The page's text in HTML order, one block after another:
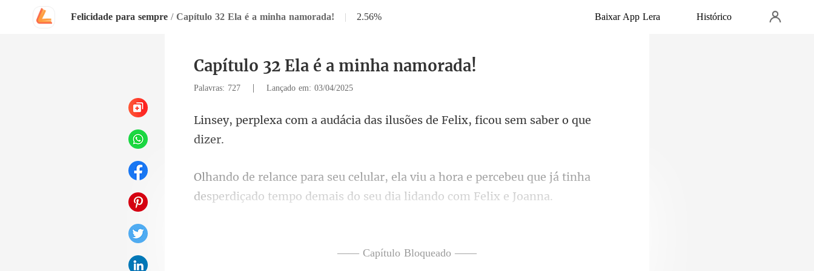
Felicidade para sempre / Capítulo 32 Ela é a minha namorada! | 2.56% Baixar App Lera Histórico
Capítulo 32 Ela é a minha namorada!
Palavras: 727 | Lançado em: 03/04/2025
cia das ilusões de Felix, f
hora e percebeu que já tinha
desperdiçado tempo
—— Capítulo Bloqueado ——